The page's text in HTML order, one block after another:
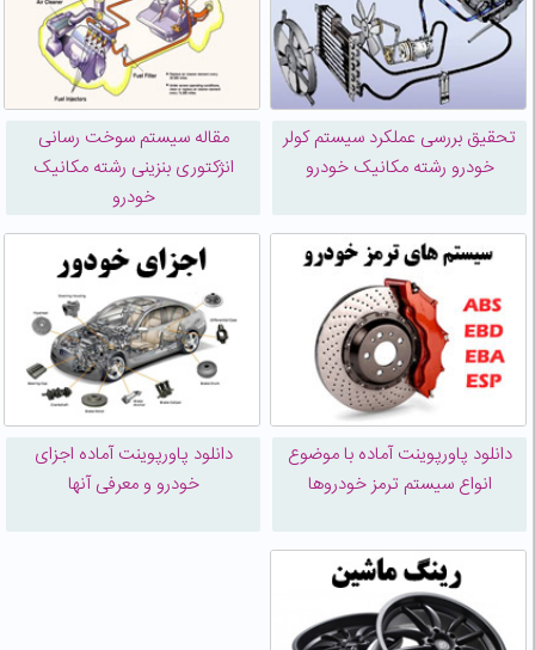
تحقیق بررسی عملکرد سیستم کولر
خودرو رشته مکانیک خودرو
مقاله سیستم سوخت رسانی
انژکتوری بنزینی رشته مکانیک
خودرو
دانلود پاورپوینت آماده با موضوع
انواع سیستم ترمز خودروها
دانلود پاورپوینت آماده اجزای
خودرو و معرفی آنها